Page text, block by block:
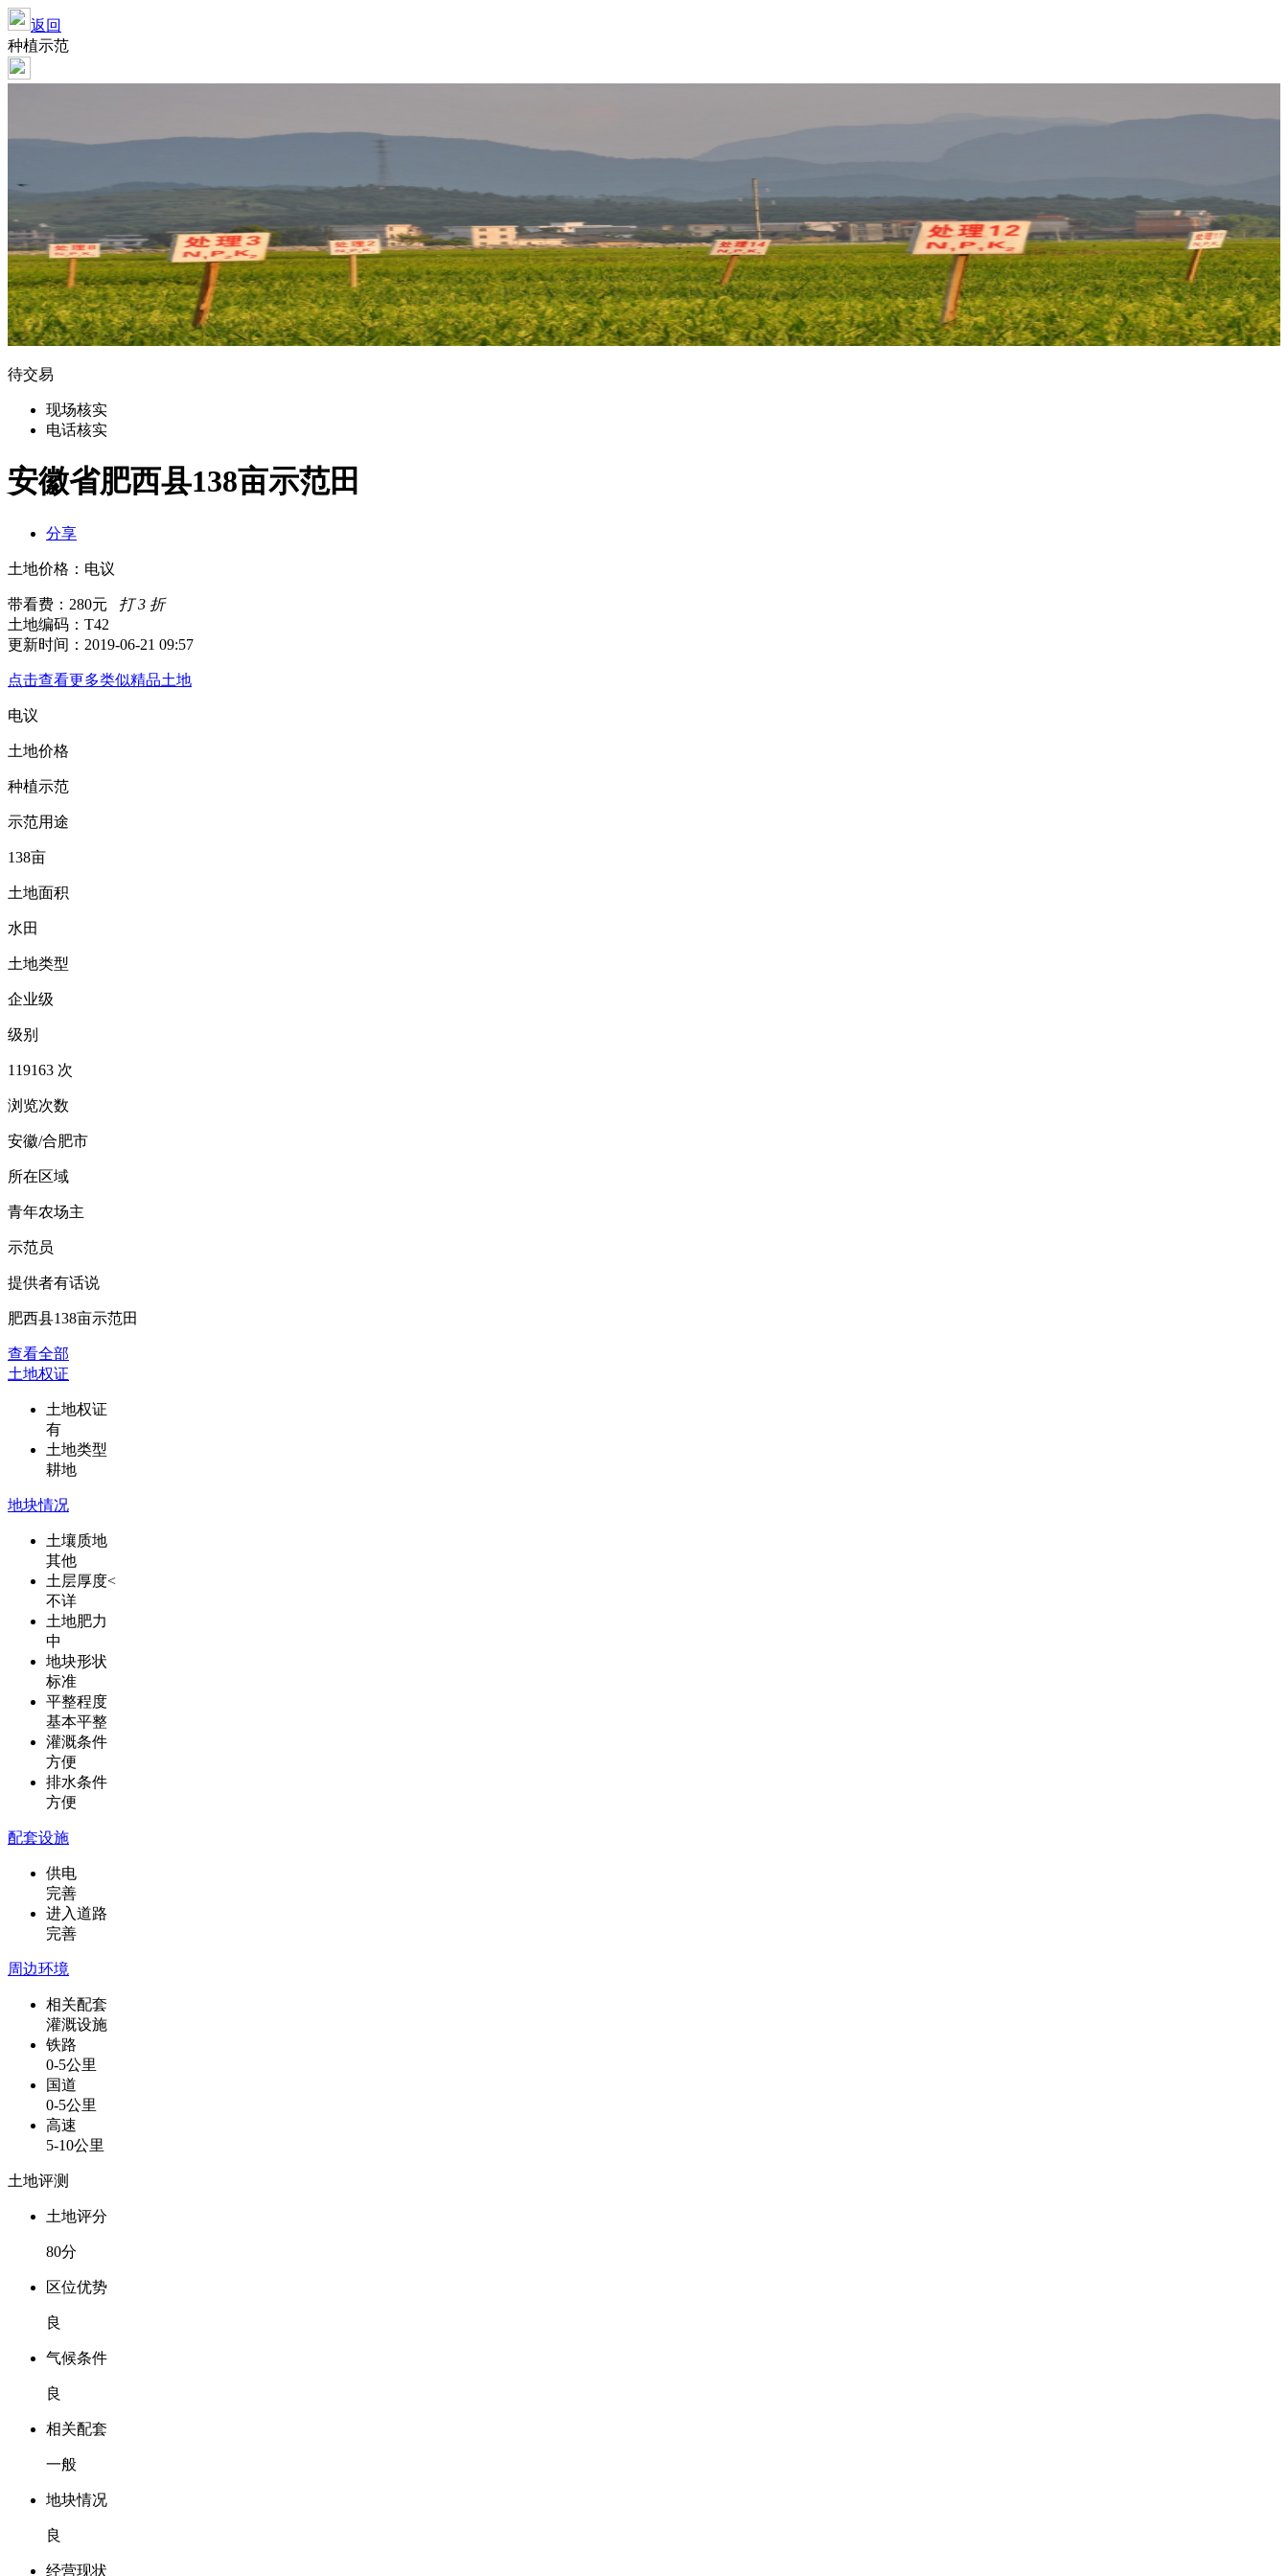
返回
种植示范
待交易
现场核实
电话核实
安徽省肥西县138亩示范田
分享
土地价格： 电议
带看费：280元 打 3 折
土地编码：T42
更新时间：2019-06-21 09:57
点击查看更多类似精品土地
电议
土地价格
种植示范
示范用途
138亩
土地面积
水田
土地类型
企业级
级别
119163 次
浏览次数
安徽/合肥市
所在区域
青年农场主
示范员
提供者有话说
肥西县138亩示范田
查看全部
土地权证
土地权证
有
土地类型
耕地
地块情况
土壤质地
其他
土层厚度<
不详
土地肥力
中
地块形状
标准
平整程度
基本平整
灌溉条件
方便
排水条件
方便
配套设施
供电
完善
进入道路
完善
周边环境
相关配套
灌溉设施
铁路
0-5公里
国道
0-5公里
高速
5-10公里
土地评测
土地评分
80分
区位优势
良
气候条件
良
相关配套
一般
地块情况
良
经营现状